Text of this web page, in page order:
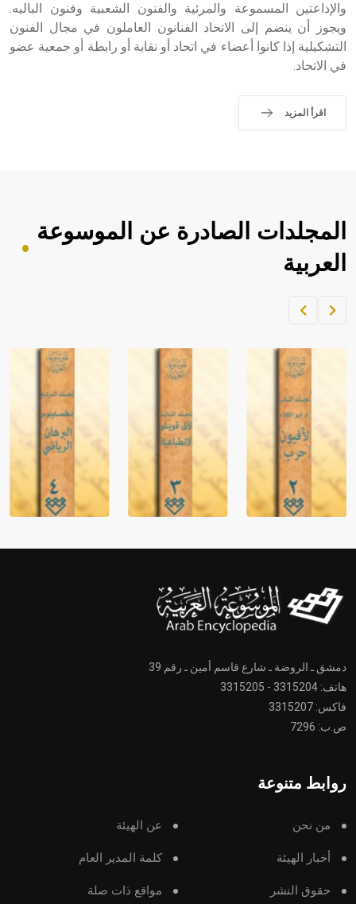
والإذاعتين المسموعة والمرئية والفنون الشعبية وفنون الباليه.
ويجوز أن ينضم إلى الاتحاد الفنانون العاملون في مجال الفنون
التشكيلية إذا كانوا أعضاء في اتحاد أو نقابة أو رابطة أو جمعية عضو
في الاتحاد.
اقرأ المزيد
المجلدات الصادرة عن الموسوعة
العربية
دمشق ـ الروضة ـ شارع قاسم أمين ـ رقم 39
هاتف: 3315204 - 3315205
فاكس: 3315207
ص.ب: 7296
روابط متنوعة
من نحن عن الهيئة
أخبار الهيئة كلمة المدير العام
حقوق النشر مواقع ذات صلة